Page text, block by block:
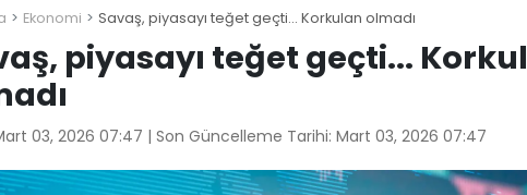
Ekonomi Savaş, piyasayı teğet geçti... Korkulan olmadı
piyasayı teğet geçti...
03, 2026 07:47 | Son Güncelleme Tarihi: Mart 03, 2026 07:47